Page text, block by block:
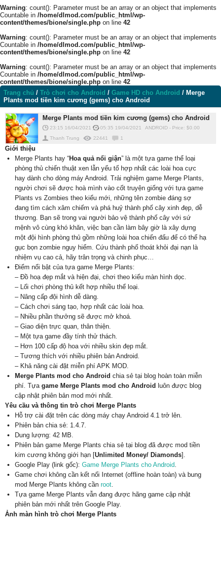
Warning: count(): Parameter must be an array or an object that implements
Countable in /home/dlmod.com/public_html/wp-
content/themes/bione/single.php on line 42
Warning: count(): Parameter must be an array or an object that implements
Countable in /home/dlmod.com/public_html/wp-
content/themes/bione/single.php on line 42
Warning: count(): Parameter must be an array or an object that implements
Countable in /home/dlmod.com/public_html/wp-
content/themes/bione/single.php on line 42
Trang chủ / Trò chơi cho Android / Game HD cho Android / Merge
Plants mod tiền kim cương (gems) cho Android
Merge Plants mod tiền kim cương (gems) cho Android
23:15 16/04/2021 05:35 19/04/2021 ANDROID - Price: $0.00
Thanh Trung
22441 1
Giới thiệu
Merge Plants hay “Hoa quả nổi giận” là một tựa game thể loại
phòng thủ chiến thuật xen lẫn yếu tố hợp nhất các loài hoa cực
hay dành cho dòng máy Android. Trải nghiệm game Merge Plants,
người chơi sẽ được hoà mình vào cốt truyện giống với tựa game
Plants vs Zombies theo kiểu mới, những tên zombie đáng sợ
đang tìm cách xâm chiếm và phá huỷ thành phố cây xinh đẹp, dễ
thương. Bạn sẽ trong vai người bảo vệ thành phố cây với sứ
mệnh vô cùng khó khăn, việc bạn cần làm bây giờ là xây dựng
một đội hình phòng thủ gồm những loài hoa chiến đấu để có thể hạ
gục bọn zombie nguy hiểm. Cứu thành phố thoát khỏi đại nạn là
nhiệm vụ cao cả, hãy trân trọng và chinh phục…
Điểm nổi bật của tựa game Merge Plants:
– Đồ hoạ đẹp mắt và hiện đại, chơi theo kiểu màn hình dọc.
– Lối chơi phòng thủ kết hợp nhiều thể loại.
– Nâng cấp đội hình dễ dàng.
– Cách chơi sáng tạo, hợp nhất các loài hoa.
– Nhiều phần thưởng sẽ được mở khoá.
– Giao diện trực quan, thân thiện.
– Một tựa game đầy tính thử thách.
– Hơn 100 cấp độ hoa với nhiều skin đẹp mắt.
– Tương thích với nhiều phiên bản Android.
– Khả năng cài đặt miễn phí APK MOD.
Merge Plants mod cho Android chia sẻ tại blog hoàn toàn miễn
phí. Tựa game Merge Plants mod cho Android luôn được blog
cập nhật phiên bản mod mới nhất.
Yêu cầu và thông tin trò chơi Merge Plants
Hỗ trợ cài đặt trên các dòng máy chạy Android 4.1 trở lên.
Phiên bản chia sẻ: 1.4.7.
Dung lượng: 42 MB.
Phiên bản game Merge Plants chia sẻ tại blog đã được mod tiền
kim cương không giới hạn [Unlimited Money/ Diamonds].
Google Play (link gốc): Game Merge Plants cho Android.
Game chơi không cần kết nối Internet (offline hoàn toàn) và bung
mod Merge Plants không cần root.
Tựa game Merge Plants vẫn đang được hãng game cập nhật
phiên bản mới nhất trên Google Play.
Ảnh màn hình trò chơi Merge Plants